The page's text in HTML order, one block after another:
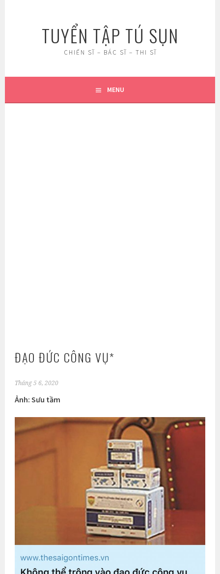
TUYỂN TẬP TÚ SỤN
CHIẾN SĨ – BÁC SĨ – THI SĨ
MENU
ĐẠO ĐỨC CÔNG VỤ*
Tháng 5 6, 2020
Ảnh: Sưu tầm